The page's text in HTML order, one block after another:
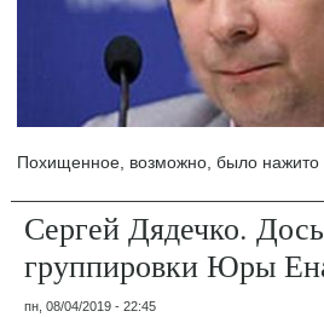
Похищенное, возможно, было нажито
Сергей Дядечко.
группировки Юры
пн, 08/04/2019 - 22:45